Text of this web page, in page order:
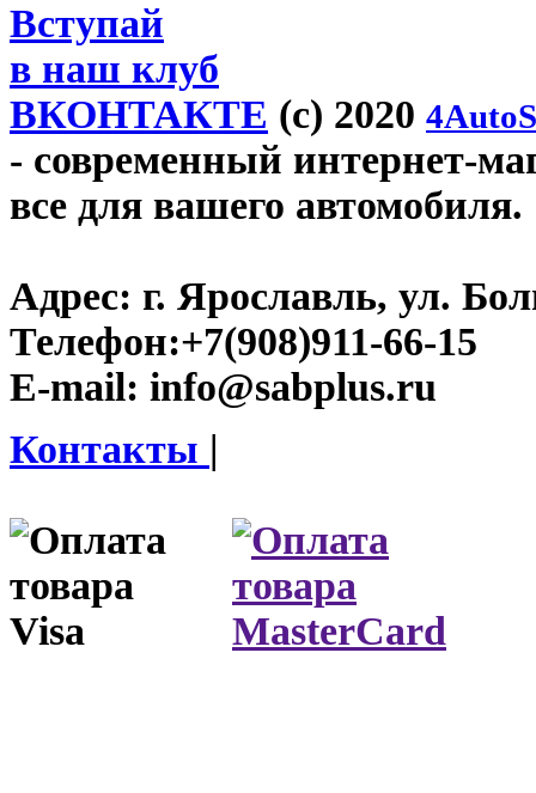
Вступай
в наш клуб
ВКОНТАКТЕ (c) 2020
- современный интернет-
все для вашего автомобиля.
Адрес: г. Ярославль, ул.
Телефон:+7(908)911-66-15
E-mail: info@sabplus.ru
Контакты |